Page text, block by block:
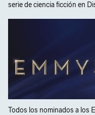
serie de ciencia ficción en
Todos los nominados a los